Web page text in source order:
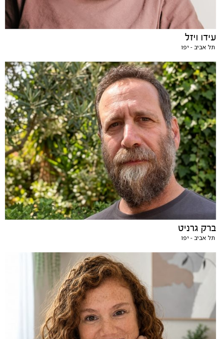
עידו ויזל
תל אביב - יפו
ברק גרניט
תל אביב - יפו